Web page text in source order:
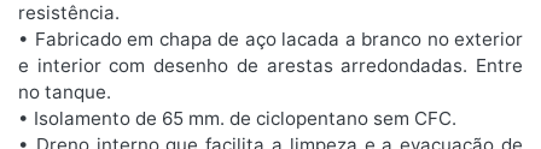
resistência.
• Fabricado em chapa de aço lacada a branco no exterior
e interior com desenho de arestas arredondadas. Entre
no tanque.
• Isolamento de 65 mm. de ciclopentano sem CFC.